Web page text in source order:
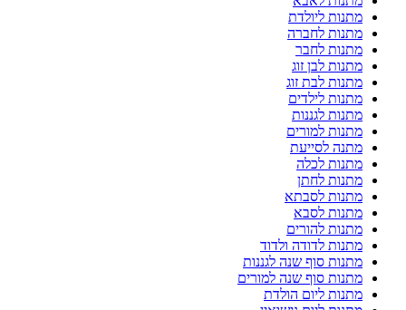
מתנות ליולדת
מתנות לחברה
מתנות לחבר
מתנות לבן זוג
מתנות לבת זוג
מתנות לילדים
מתנות לגננות
מתנות למורים
מתנה לסייעת
מתנות לכלה
מתנות לחתן
מתנות לסבתא
מתנות לסבא
מתנות להורים
מתנות לדודה ולדוד
מתנות סוף שנה לגננות
מתנות סוף שנה למורים
מתנות ליום הולדת